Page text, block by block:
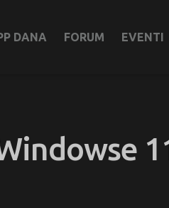
DANA FORUM EVENTI